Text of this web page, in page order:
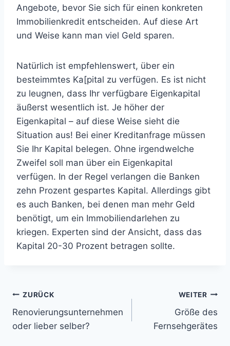
Angebote, bevor Sie sich für einen konkreten
Immobilienkredit entscheiden. Auf diese Art
und Weise kann man viel Geld sparen.
Natürlich ist empfehlenswert, über ein
besteimmtes Ka[pital zu verfügen. Es ist nicht
zu leugnen, dass Ihr verfügbare Eigenkapital
äußerst wesentlich ist. Je höher der
Eigenkapital – auf diese Weise sieht die
Situation aus! Bei einer Kreditanfrage müssen
Sie Ihr Kapital belegen. Ohne irgendwelche
Zweifel soll man über ein Eigenkapital
verfügen. In der Regel verlangen die Banken
zehn Prozent gespartes Kapital. Allerdings gibt
es auch Banken, bei denen man mehr Geld
benötigt, um ein Immobiliendarlehen zu
kriegen. Experten sind der Ansicht, dass das
Kapital 20-30 Prozent betragen sollte.
Beitragsnavigation
ZURÜCK
Renovierungsunternehmen
oder lieber selber?
WEITER
Größe des
Fernsehgerätes